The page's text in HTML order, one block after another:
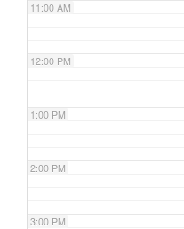
11:00 AM
12:00 PM
1:00 PM
2:00 PM
3:00 PM